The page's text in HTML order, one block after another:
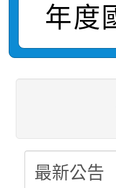
表
敬師藝
【甄選
學年度
結果(
【甄選
學年度
結果(
【甄選
學年
結果(
【甄
學年度
結果(第
轉知：
賽及師
轉知：
年度